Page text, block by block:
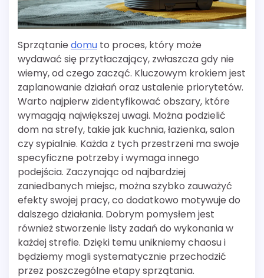
Sprzątanie domu to proces, który może
wydawać się przytłaczający, zwłaszcza gdy nie
wiemy, od czego zacząć. Kluczowym krokiem jest
zaplanowanie działań oraz ustalenie priorytetów.
Warto najpierw zidentyfikować obszary, które
wymagają największej uwagi. Można podzielić
dom na strefy, takie jak kuchnia, łazienka, salon
czy sypialnie. Każda z tych przestrzeni ma swoje
specyficzne potrzeby i wymaga innego
podejścia. Zaczynając od najbardziej
zaniedbanych miejsc, można szybko zauważyć
efekty swojej pracy, co dodatkowo motywuje do
dalszego działania. Dobrym pomysłem jest
również stworzenie listy zadań do wykonania w
każdej strefie. Dzięki temu unikniemy chaosu i
będziemy mogli systematycznie przechodzić
przez poszczególne etapy sprzątania.